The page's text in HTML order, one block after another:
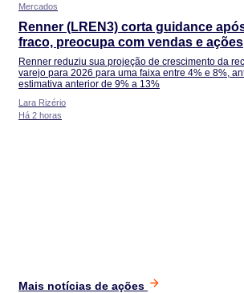
Mercados
Renner (LREN3) corta guidance
fraco, preocupa com vendas e ações
desabam 8%
Renner reduziu sua projeção de crescimento da
varejo para 2026 para uma faixa entre 4% e 8%,
estimativa anterior de 9% a 13%
Lara Rizério
Há 2 horas
Mais notícias de ações